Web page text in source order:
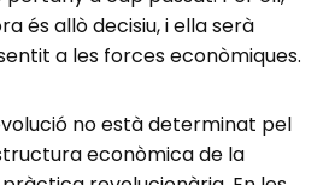
és allò decisiu, i ella serà
a les forces econòmiques.
no està determinat pel
econòmica de la